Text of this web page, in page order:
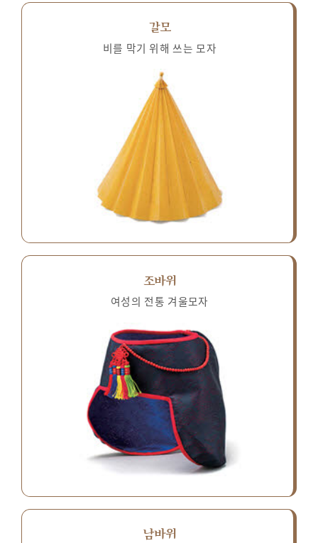
갈모
비를 막기 위해 쓰는 모자
조바위
여성의 전통 겨울모자
남바위